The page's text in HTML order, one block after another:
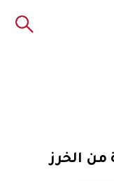
من الخرز